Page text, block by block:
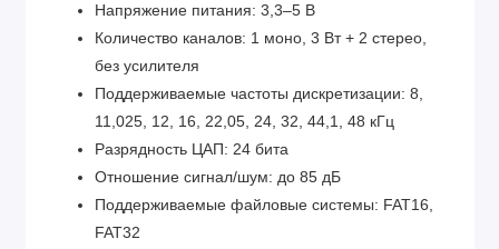
Напряжение питания: 3,3–5 В
Количество каналов: 1 моно, 3 Вт + 2 стерео,
без усилителя
Поддерживаемые частоты дискретизации: 8,
11,025, 12, 16, 22,05, 24, 32, 44,1, 48 кГц
Разрядность ЦАП: 24 бита
Отношение сигнал/шум: до 85 дБ
Поддерживаемые файловые системы: FAT16,
FAT32